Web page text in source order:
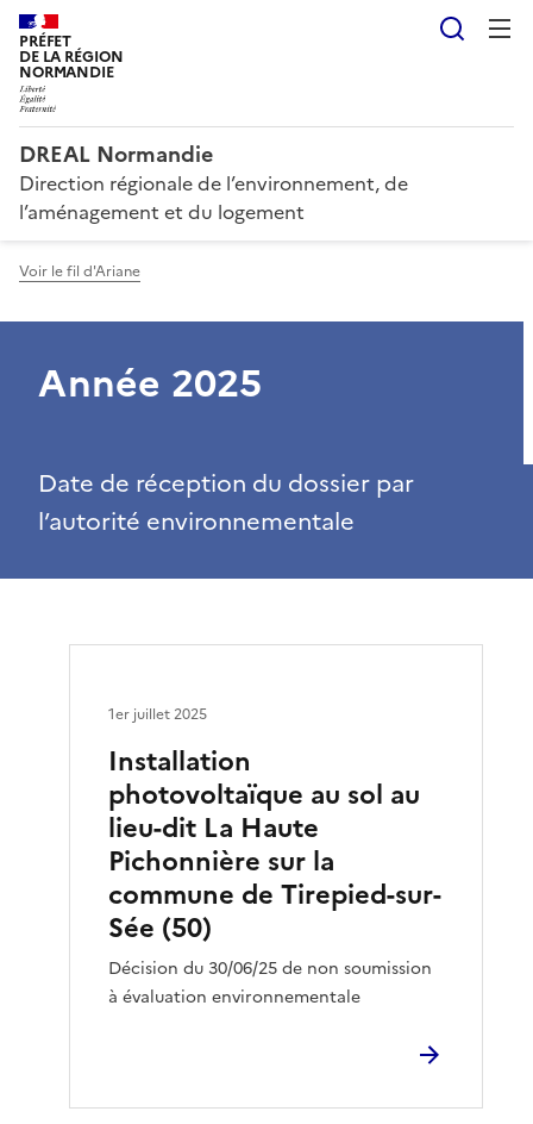
PRÉFET
DE LA RÉGION
NORMANDIE
DREAL Normandie
Direction régionale de l’environnement, de
l’aménagement et du logement
Voir le fil d'Ariane
Année 2025
Date de réception du dossier par
l’autorité environnementale
Installation
photovoltaïque au sol au
lieu-dit La Haute
Pichonnière sur la
commune de Tirepied-sur-
Sée (50)
Décision du 30/06/25 de non soumission
à évaluation environnementale
1er juillet 2025